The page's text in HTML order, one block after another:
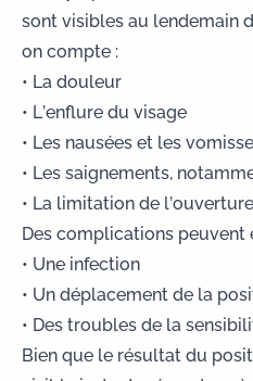
sont visibles au lendemain
on compte :
• La douleur
• L’enflure du visage
• Les nausées et les
• Les saignements,
• La limitation de
Des complications peuvent
• Une infection
• Un déplacement de la
• Des troubles de la
Bien que le résultat du